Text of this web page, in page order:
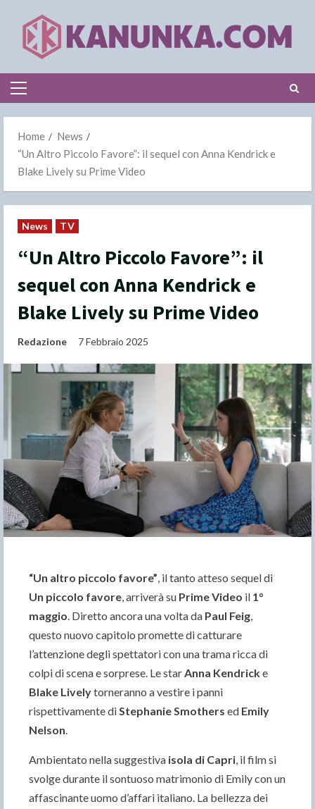
content
Primary
Home
News
“Un Altro Piccolo Favore”: il sequel con Anna Kendrick e
Blake Lively su Prime Video
News TV
“Un Altro Piccolo Favore”: il
sequel con Anna Kendrick e
Blake Lively su Prime Video
Redazione 7 Febbraio 2025
“Un altro piccolo favore”, il tanto atteso sequel di
Un piccolo favore, arriverà su Prime Video il 1°
maggio. Diretto ancora una volta da Paul Feig,
questo nuovo capitolo promette di catturare
l’attenzione degli spettatori con una trama ricca di
colpi di scena e sorprese. Le starAnna Kendricke
Blake Livelytorneranno a vestire i panni
rispettivamente diStephanie Smothers ed Emily
Nelson.
Ambientato nella suggestiva isola di Capri, il film si
svolge durante il sontuoso matrimonio di Emily con un
affascinante uomo d’affari italiano. La bellezza dei